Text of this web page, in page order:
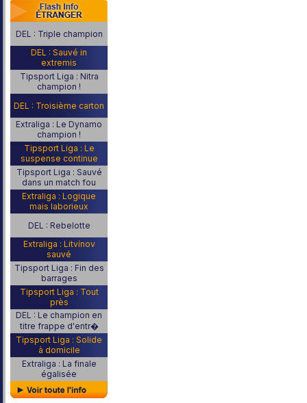
DEL : Triple champion
DEL : Sauvé in
extremis
Tipsport Liga : Nitra
champion !
DEL : Troisième carton
Extraliga : Le Dynamo
champion !
Tipsport Liga : Le
suspense continue
Tipsport Liga : Sauvé
dans un match fou
Extraliga : Logique
mais laborieux
DEL : Rebelotte
Extraliga : Litvínov
sauvé
Tipsport Liga : Fin des
barrages
Tipsport Liga : Tout
près
DEL : Le champion en
titre frappe d'entr�
Tipsport Liga : Solide
à domicile
Extraliga : La finale
égalisée